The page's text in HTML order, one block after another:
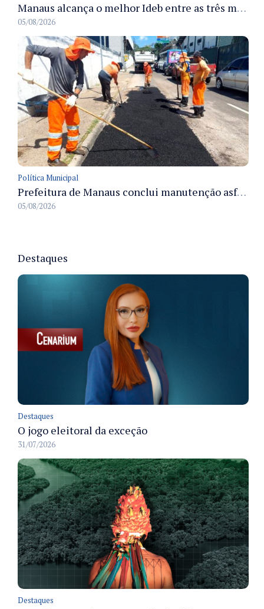
Manaus alcança o melhor Ideb entre as três maiores redes municipais do país em 2025 com avanço na aprendizagem
05/08/2026
Política Municipal
Prefeitura de Manaus conclui manutenção asfáltica na rua da Indústria e melhora trafegabilidade na Chapada
05/08/2026
Destaques
Destaques
O jogo eleitoral da exceção
31/07/2026
Destaques